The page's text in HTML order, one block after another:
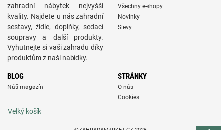
zahradní nábytek nejvyšši
kvality. Najdete u nás zahradní
sestavy, židle, doplňky, sedací
soupravy a další produkty.
Vyhutnejte si vaši zahradu díky
produktům z naši nabídky.
Všechny e-shopy
Novinky
Slevy
BLOG
Náš magazín
STRÁNKY
O nás
Cookies
Velký košík